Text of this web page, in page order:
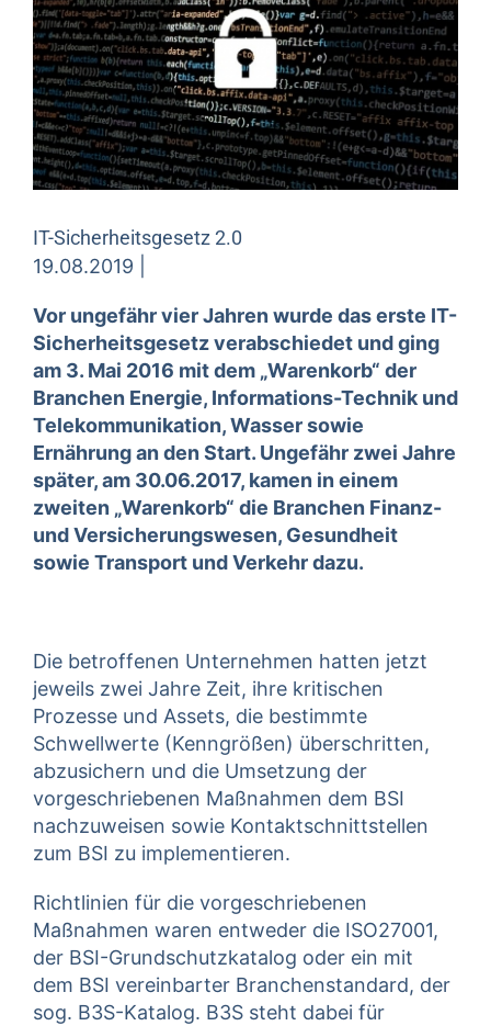
IT-Sicherheitsgesetz 2.0
19.08.2019 |
Vor ungefähr vier Jahren wurde das erste IT-
Sicherheitsgesetz verabschiedet und ging
am 3. Mai 2016 mit dem „Warenkorb“ der
Branchen Energie, Informations-Technik und
Telekommunikation, Wasser sowie
Ernährung an den Start. Ungefähr zwei Jahre
später, am 30.06.2017, kamen in einem
zweiten „Warenkorb“ die Branchen Finanz-
und Versicherungswesen, Gesundheit
sowie Transport und Verkehr dazu.
Die betroffenen Unternehmen hatten jetzt
jeweils zwei Jahre Zeit, ihre kritischen
Prozesse und Assets, die bestimmte
Schwellwerte (Kenngrößen) überschritten,
abzusichern und die Umsetzung der
vorgeschriebenen Maßnahmen dem BSI
nachzuweisen sowie Kontaktschnittstellen
zum BSI zu implementieren.
Richtlinien für die vorgeschriebenen
Maßnahmen waren entweder die ISO27001,
der BSI-Grundschutzkatalog oder ein mit
dem BSI vereinbarter Branchenstandard, der
sog. B3S-Katalog. B3S steht dabei für